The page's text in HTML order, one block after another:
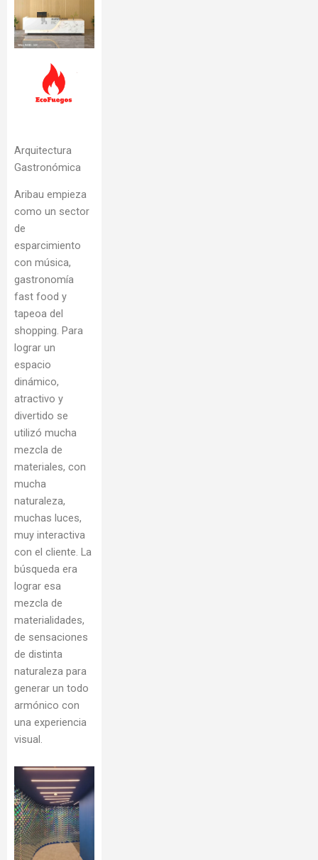
Arquitectura
Gastronómica
Aribau empieza
como un sector
de
esparcimiento
con música,
gastronomía
fast food y
tapeoa del
shopping. Para
lograr un
espacio
dinámico,
atractivo y
divertido se
utilizó mucha
mezcla de
materiales, con
mucha
naturaleza,
muchas luces,
muy interactiva
con el cliente. La
búsqueda era
lograr esa
mezcla de
materialidades,
de sensaciones
de distinta
naturaleza para
generar un todo
armónico con
una experiencia
visual.